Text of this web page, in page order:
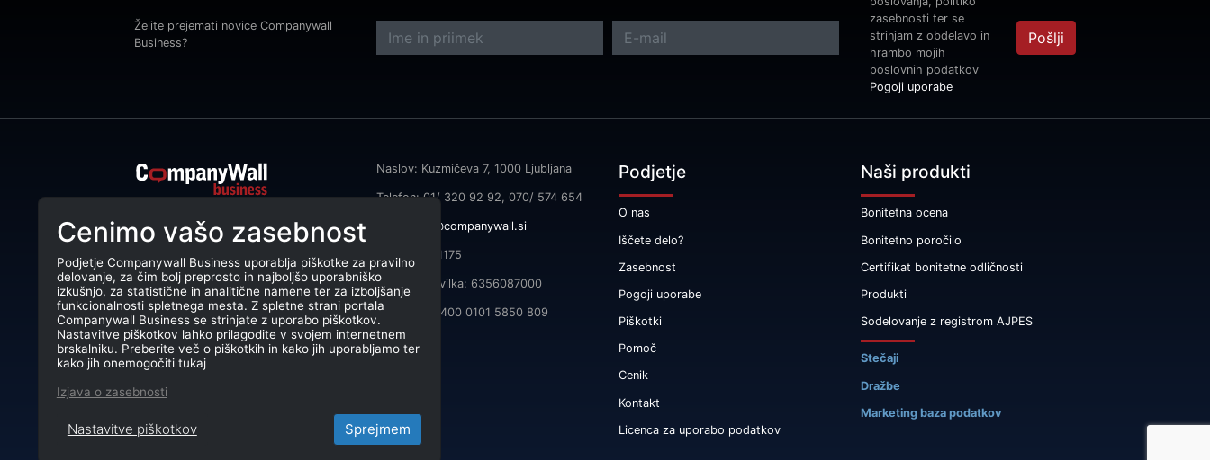
Želite prejemati novice Companywall
Business?
zasebnosti ter se
strinjam z obdelavo in
hrambo mojih
poslovnih podatkov
Pogoji uporabe
Pošlji
podjetjem pomaga izboljšati
poslovanje z iskanjem in povezovanjem
strank.
CompanyWall Business © 2026
Naslov: Kuzmičeva 7, 1000 Ljubljana
Telefon: 01/ 320 92 92, 070/ 574 654
info@companywall.si
DŠ: SI55591175
Matična številka: 6356087000
TRR: SI56 3400 0101 5850 809
Podjetje
O nas
Iščete delo?
Zasebnost
Pogoji uporabe
Piškotki
Pomoč
Cenik
Kontakt
Licenca za uporabo podatkov
Naši produkti
Bonitetna ocena
Bonitetno poročilo
Certifikat bonitetne odličnosti
Produkti
Sodelovanje z registrom AJPES
Stečaji
Dražbe
Marketing baza podatkov
Cenimo vašo zasebnost
Podjetje Companywall Business uporablja piškotke za pravilno
delovanje, za čim bolj preprosto in najboljšo uporabniško
izkušnjo, za statistične in analitične namene ter za izboljšanje
funkcionalnosti spletnega mesta. Z spletne strani portala
Companywall Business se strinjate z uporabo piškotkov.
Nastavitve piškotkov lahko prilagodite v svojem internetnem
brskalniku. Preberite več o piškotkih in kako jih uporabljamo ter
kako jih onemogočiti tukaj
Izjava o zasebnosti
Nastavitve piškotkov Sprejmem